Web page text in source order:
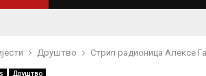
Друштво Стрип радионица Алексе
Друштво